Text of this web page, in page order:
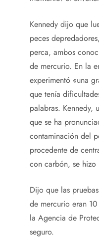
Kennedy dijo que
peces
perca, ambos
de mercurio. En la
experimentó «una
que tenía
palabras. Kennedy,
que se ha
contaminación del
procedente de
con carbón, se hizo
Dijo que las
de mercurio eran
la Agencia de
seguro.